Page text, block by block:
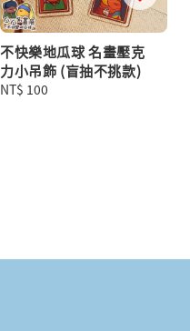
不快樂地瓜球 名畫壓克
力小吊飾 (盲抽不挑款)
Regular
NT$ 100